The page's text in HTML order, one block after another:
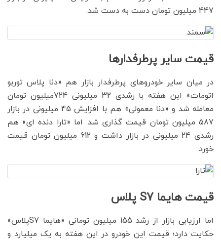
447 میلیون تومان دست به دست شد.
قیمت سایر پرطرفدارها
در میان سایر خودروهای پرطرفدار بازار هم «دنا پلاس توربو
اتومات» این هفته با رشدی 32 میلیونی 724میلیون تومان
معامله شد و «دنا معمولی» هم با افزایش 45 میلیونی در بازار
587 میلیون تومان قیمت گذاری شد. اما «تارا دنده ای» هم
رشدی 24 میلیونی در بازار داشت و 612 میلیون تومان قیمت
خورد.
قیمت هایما S7 پلاس
اما ارزیابی بازار از رشد 155 میلیون تومانی «هایما S7پلاس»
حکایت دارد؛ قیمت این خودرو در این هفته به یک میلیارد و